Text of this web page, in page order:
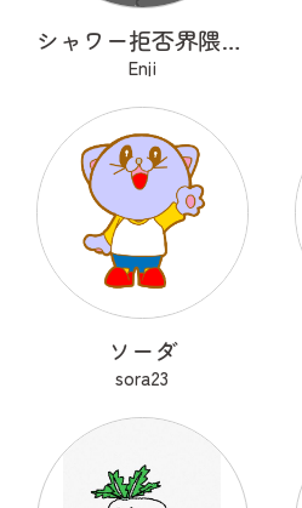
シャワー拒否界隈の子猫 ノワ
Enji
ソーダ
sora23